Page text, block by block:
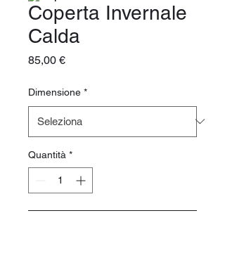
Coperta Invernale
Calda
85,00 €Prezzo
Dimensione *
Quantità *